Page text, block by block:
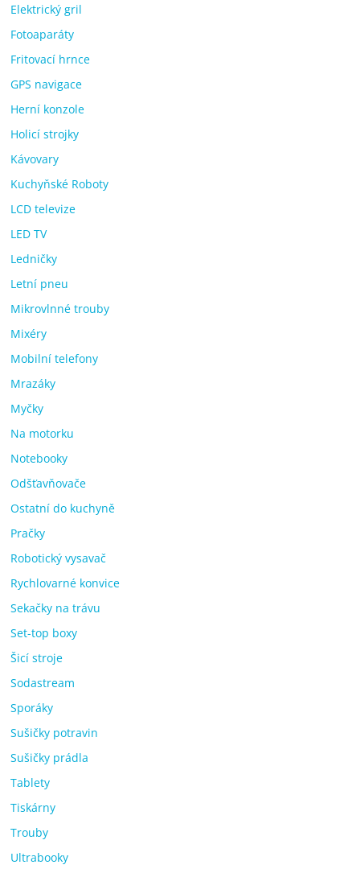
Elektrický gril
Fotoaparáty
Fritovací hrnce
GPS navigace
Herní konzole
Holicí strojky
Kávovary
Kuchyňské Roboty
LCD televize
LED TV
Ledničky
Letní pneu
Mikrovlnné trouby
Mixéry
Mobilní telefony
Mrazáky
Myčky
Na motorku
Notebooky
Odšťavňovače
Ostatní do kuchyně
Pračky
Robotický vysavač
Rychlovarné konvice
Sekačky na trávu
Set-top boxy
Šicí stroje
Sodastream
Sporáky
Sušičky potravin
Sušičky prádla
Tablety
Tiskárny
Trouby
Ultrabooky